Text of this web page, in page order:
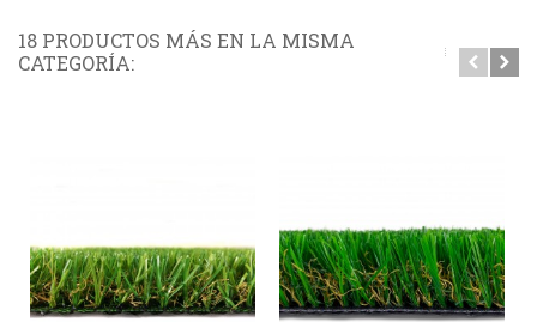
18 PRODUCTOS MÁS EN LA MISMA
CATEGORÍA: